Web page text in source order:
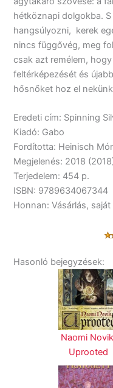
hétköznapi dolgokba.
hangsúlyozni, kerek
nincs függővég, meg
csak azt remélem,
feltérképezését és
hősnőket hoz el
Eredeti cím: Spinning
Kiadó: Gabo
Fordította: Heinisch
Megjelenés: 2018
Terjedelem: 454 p.
ISBN: 9789634067344
Honnan: Vásárlás,
Hasonló bejegyzések:
Naomi
Uprooted